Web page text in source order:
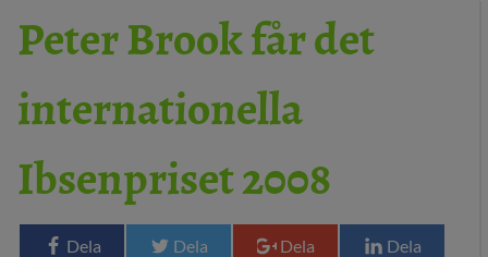
TEATERKRITIK
BÖCKER & FILM
29 MEDIA
BLOGG
Peter Brook får det
internationella
Ibsenpriset 2008
Dela Dela Dela Dela